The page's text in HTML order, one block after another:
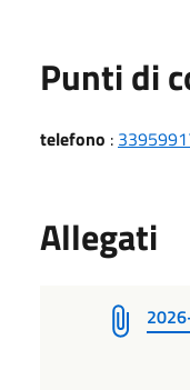
Punti di
telefono :
Allegati